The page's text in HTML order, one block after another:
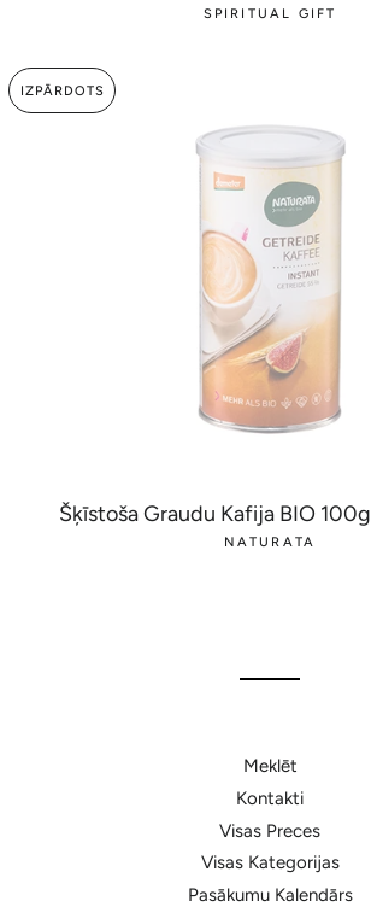
SPIRITUAL GIFT
IZPĀRDOTS
Šķīstoša Graudu Kafija BIO 100g
NATURATA
Meklēt
Kontakti
Visas Preces
Visas Kategorijas
Pasākumu Kalendārs